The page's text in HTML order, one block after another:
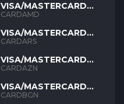
VISA/MASTERCARD
AMD
CARDAMD
VISA/MASTERCARD
ARS
CARDARS
VISA/MASTERCARD
AZN
CARDAZN
VISA/MASTERCARD
BGN
CARDBGN